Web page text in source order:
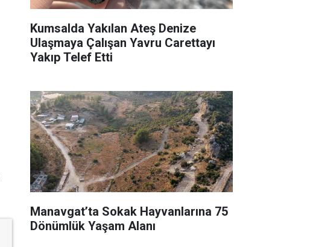
Kumsalda Yakılan Ateş Denize
Ulaşmaya Çalışan Yavru Carettayı
Yakıp Telef Etti
Manavgat’ta Sokak Hayvanlarına 75
Dönümlük Yaşam Alanı